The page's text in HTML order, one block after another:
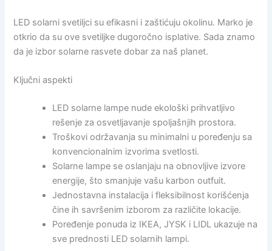
LED solarni svetiljci su efikasni i zaštićuju okolinu. Marko je
otkrio da su ove svetiljke dugoročno isplative. Sada znamo
da je izbor solarne rasvete dobar za naš planet.
Ključni aspekti
LED solarne lampe nude ekološki prihvatljivo
rešenje za osvetljavanje spoljašnjih prostora.
Troškovi održavanja su minimalni u poređenju sa
konvencionalnim izvorima svetlosti.
Solarne lampe se oslanjaju na obnovljive izvore
energije, što smanjuje vašu karbon outfuit.
Jednostavna instalacija i fleksibilnost korišćenja
čine ih savršenim izborom za različite lokacije.
Poređenje ponuda iz IKEA, JYSK i LIDL ukazuje na
sve prednosti LED solarnih lampi.